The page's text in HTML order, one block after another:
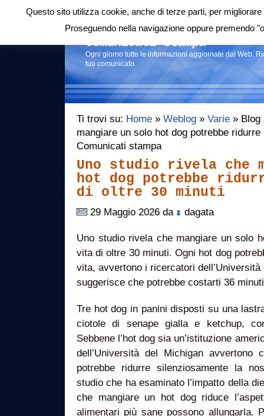
Login|RSS |
Comunicati stampa
Ogni giorno tutte le informazioni aggiornate dal Web.
tuo comunicato.
Ti trovi su: Home » Weblog » Varie » Blog
mangiare un solo hot dog potrebbe
Comunicati stampa
Uno studio rivela che
hot dog potrebbe
di oltre 30 minuti
29 Maggio 2026 da dagata
Uno studio rivela che mangiare un solo
vita di oltre 30 minuti. Ogni hot dog
vita, avvertono i ricercatori
suggerisce che potrebbe costarti 36
Tre hot dog in panini disposti su una
ciotole di senape gialla e ketchup,
Sebbene l’hot dog sia un’istituzione
dell’Università del Michigan avvertono
potrebbe ridurre silenziosamente la
studio che ha esaminato l’impatto della
che mangiare un hot dog riduce
alimentari più sane possono allungarla.
Questo sito utilizza cookie, anche di terze parti, per
Proseguendo nella navigazione oppure premendo